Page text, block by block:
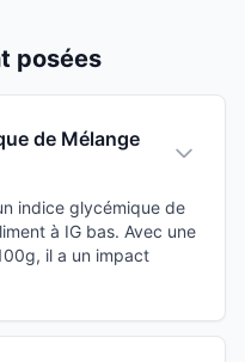
posées
de Mélange
indice glycémique de
à IG bas. Avec une
il a un impact